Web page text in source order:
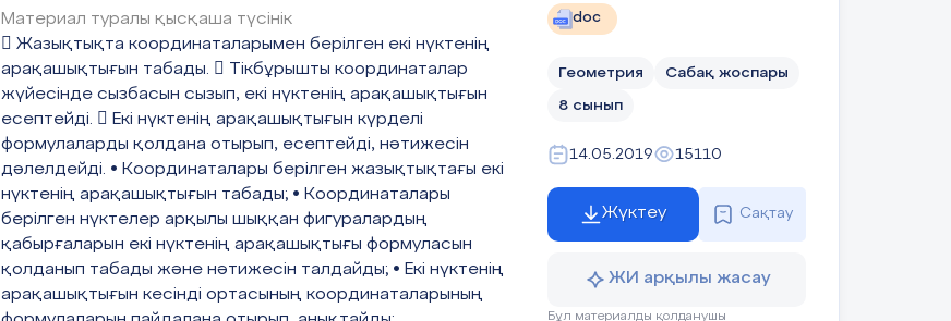
60 дм
. Көпбұрыштың периметрін табыңдар.
Оқулықпен жұмыс.
1-сурет
Суреттегі барлық кесінділерді
жазыңыз:
Суреттегі барлық түзулерді жазыңыз:
4-ТОҚСАН БОЙЫНША ЖИЫНТЫҚ БАҒАЛАУ
СПЕЦИФИКАЦИЯСЫ 23
1. Тоқсандық жиынтық бағалаудың мақсаты
Тоқсандық жиынтық бағалаудың мақсаты білім
алушылардың тоқсан барысында меңгерген білім, білік
және дағдыларын анықтауға бағытталған.
және тоқсанға жоспарланған оқу мақсаттарына
жеткендігін тексереді.
Материал туралы қысқаша түсінік
 Жазықтықта координаталарымен берілген екі нүктенің
арақашықтығын табады.  Тікбұрышты координаталар
жүйесінде сызбасын сызып, екі нүктенің арақашықтығын
есептейді.  Екі нүктенің арақашықтығын күрделі
формулаларды қолдана отырып, есептейді, нәтижесін
дәлелдейді. • Координаталары берілген жазықтықтағы екі
нүктенің арақашықтығын табады; • Координаталары
берілген нүктелер арқылы шыққан фигуралардың
қабырғаларын екі нүктенің арақашықтығы формуласын
қолданып табады және нәтижесін талдайды; • Екі нүктенің
арақашықтығын кесінді ортасының координаталарының
doc
Геометрия Сабақ жоспары
8 сынып
14.05.2019 15110
Жүктеу Сақтау
ЖИ арқылы жасау
Бұл материалды қолданушы